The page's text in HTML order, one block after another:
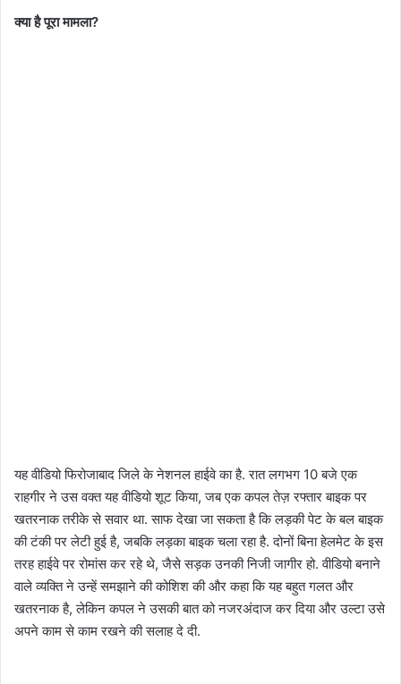
क्या है पूरा मामला?
यह वीडियो फिरोजाबाद जिले के नेशनल हाईवे का है. रात लगभग 10 बजे एक
राहगीर ने उस वक्त यह वीडियो शूट किया, जब एक कपल तेज़ रफ्तार बाइक पर
खतरनाक तरीके से सवार था. साफ देखा जा सकता है कि लड़की पेट के बल बाइक
की टंकी पर लेटी हुई है, जबकि लड़का बाइक चला रहा है. दोनों बिना हेलमेट के इस
तरह हाईवे पर रोमांस कर रहे थे, जैसे सड़क उनकी निजी जागीर हो. वीडियो बनाने
वाले व्यक्ति ने उन्हें समझाने की कोशिश की और कहा कि यह बहुत गलत और
खतरनाक है, लेकिन कपल ने उसकी बात को नजरअंदाज कर दिया और उल्टा उसे
अपने काम से काम रखने की सलाह दे दी.